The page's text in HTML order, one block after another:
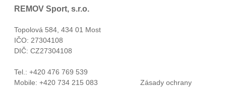
REMOV Sport, s.r.o.
Topolová 584, 434 01 Most
IČO: 27304108
DIČ: CZ27304108
Tel.: +420 476 769 539
Mobile: +420 734 215 083
Zásady ochrany